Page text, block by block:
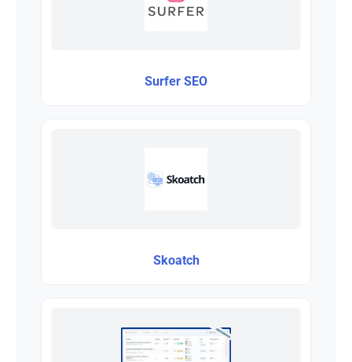
Surfer SEO
Skoatch